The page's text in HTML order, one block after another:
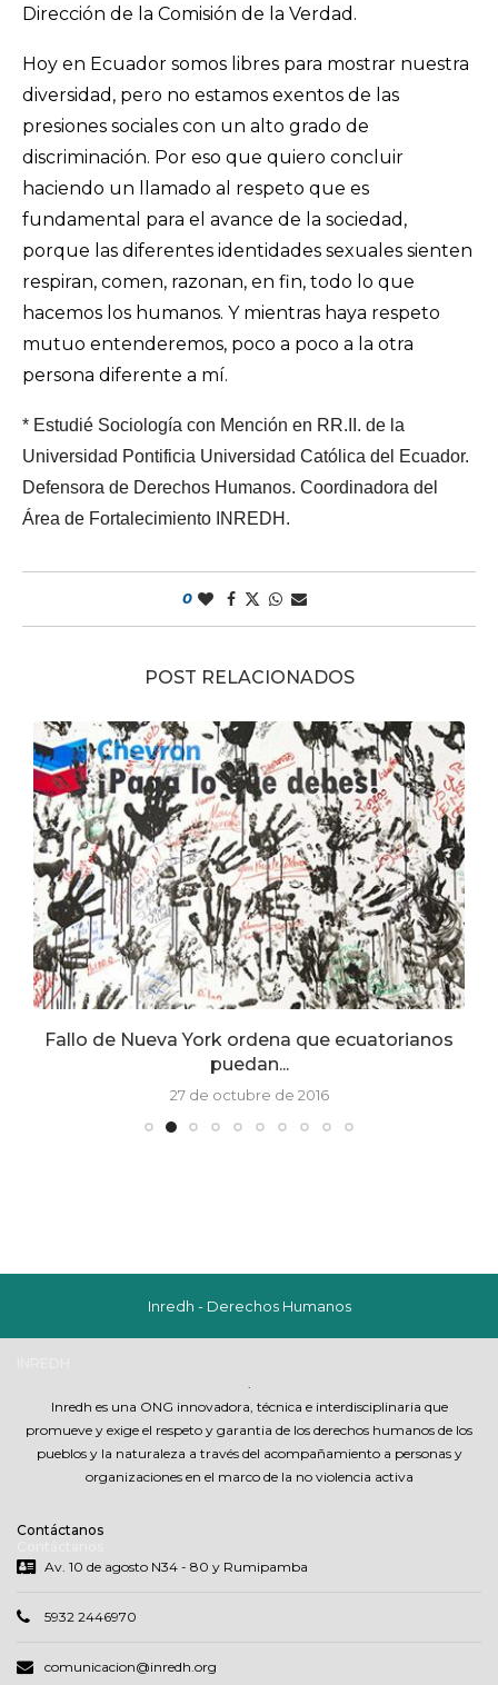
Dirección de la Comisión de la Verdad.
Hoy en Ecuador somos libres para mostrar nuestra
diversidad, pero no estamos exentos de las
presiones sociales con un alto grado de
discriminación. Por eso que quiero concluir
haciendo un llamado al respeto que es
fundamental para el avance de la sociedad,
porque las diferentes identidades sexuales sienten
respiran, comen, razonan, en fin, todo lo que
hacemos los humanos. Y mientras haya respeto
mutuo entenderemos, poco a poco a la otra
persona diferente a mí.
* Estudié Sociología con Mención en RR.II. de la
Universidad Pontificia Universidad Católica del Ecuador.
Defensora de Derechos Humanos. Coordinadora del
Área de Fortalecimiento INREDH.
0
POST RELACIONADOS
Fallo de Nueva York ordena que ecuatorianos
puedan...
27 de octubre de 2016
Inredh - Derechos Humanos
.
Inredh es una ONG innovadora, técnica e interdisciplinaria que
promueve y exige el respeto y garantia de los derechos humanos de los
pueblos y la naturaleza a través del acompañamiento a personas y
organizaciones en el marco de la no violencia activa
Contáctanos
Av. 10 de agosto N34 - 80 y Rumipamba
5932 2446970
comunicacion@inredh.org